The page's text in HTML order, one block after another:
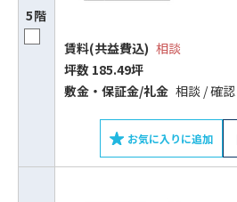
5階
賃料(共益費込) 相談
坪数 185.49坪
敷⾦‧保証⾦/礼⾦ 相談 / 確認
お気に入りに追加